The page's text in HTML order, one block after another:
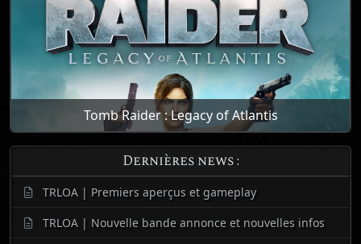
Tomb Raider : Legacy of Atlantis
Dernières news :
TRLOA | Premiers aperçus et gameplay
TRLOA | Nouvelle bande annonce et nouvelles infos